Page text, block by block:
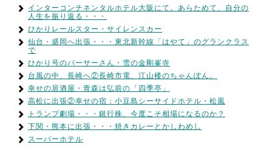
インターコンチネンタルホテル大阪にて。あらためて、自分の
人生を振り返る・・・
ひかりレールスター・サイレンスカー
仙台・盛岡へ出張・・・東北新幹線「はやて」のグランクラス
で
ひかり号のパーサーさん・雪の金剛峯寺
台風の中、長崎へ②長崎市電、江山楼のちゃんぽん。
幸せの居酒屋・青森は弘前の「四季亭」
高松に出張②幸せの宿：小豆島シーサイドホテル・松風
トランプ劇場・・・銀行株、今度こそ相場になるのか？
下関・熊本に出張・・・焼きカレーとかしわめし
スーパーホテル